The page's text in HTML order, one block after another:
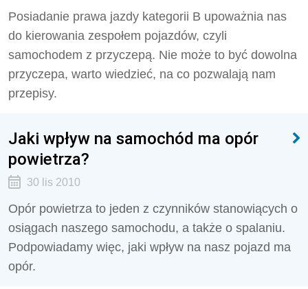
Posiadanie prawa jazdy kategorii B upoważnia nas
do kierowania zespołem pojazdów, czyli
samochodem z przyczepą. Nie może to być dowolna
przyczepa, warto wiedzieć, na co pozwalają nam
przepisy.
Jaki wpływ na samochód ma opór
powietrza?
30 lis 2010
Opór powietrza to jeden z czynników stanowiących o
osiągach naszego samochodu, a także o spalaniu.
Podpowiadamy więc, jaki wpływ na nasz pojazd ma
opór.